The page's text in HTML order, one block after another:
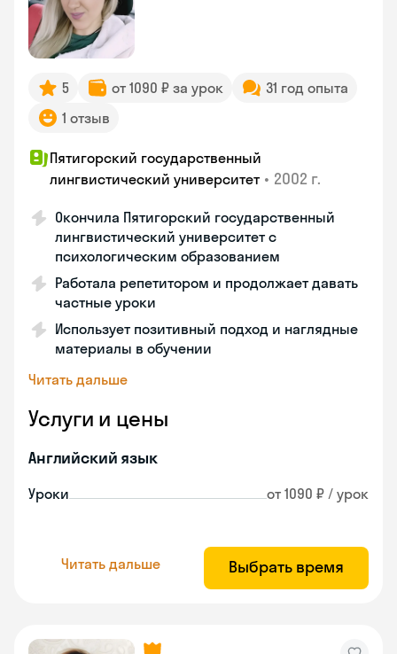
5 от 1090 ₽ за урок
31 год опыта
1 отзыв
Пятигорский государственный
лингвистический университет • 2002 г.
Окончила Пятигорский государственный
лингвистический университет с
психологическим образованием
Работала репетитором и продолжает давать
частные уроки
Использует позитивный подход и наглядные
материалы в обучении
Читать дальше
Услуги и цены
Английский язык
Уроки от 1090 ₽ / урок
Читать дальше Выбрать время